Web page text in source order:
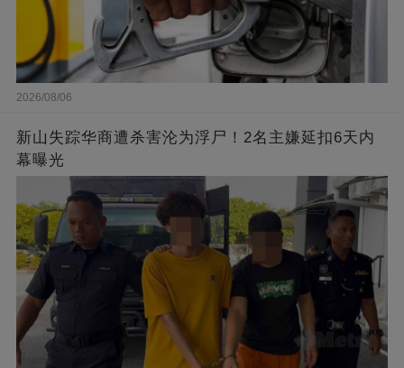
2026/08/06
新山失踪华商遭杀害沦为浮尸！2名主嫌延扣6天内
幕曝光